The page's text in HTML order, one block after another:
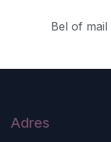
Bel of
Adres